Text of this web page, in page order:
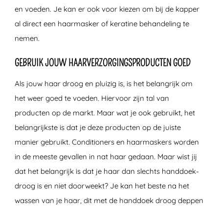
en voeden. Je kan er ook voor kiezen om bij de kapper
al direct een haarmasker of keratine behandeling te
nemen.
GEBRUIK JOUW HAARVERZORGINGSPRODUCTEN GOED
Als jouw haar droog en pluizig is, is het belangrijk om
het weer goed te voeden. Hiervoor zijn tal van
producten op de markt. Maar wat je ook gebruikt, het
belangrijkste is dat je deze producten op de juiste
manier gebruikt. Conditioners en haarmaskers worden
in de meeste gevallen in nat haar gedaan. Maar wist jij
dat het belangrijk is dat je haar dan slechts handdoek-
droog is en niet doorweekt? Je kan het beste na het
wassen van je haar, dit met de handdoek droog deppen